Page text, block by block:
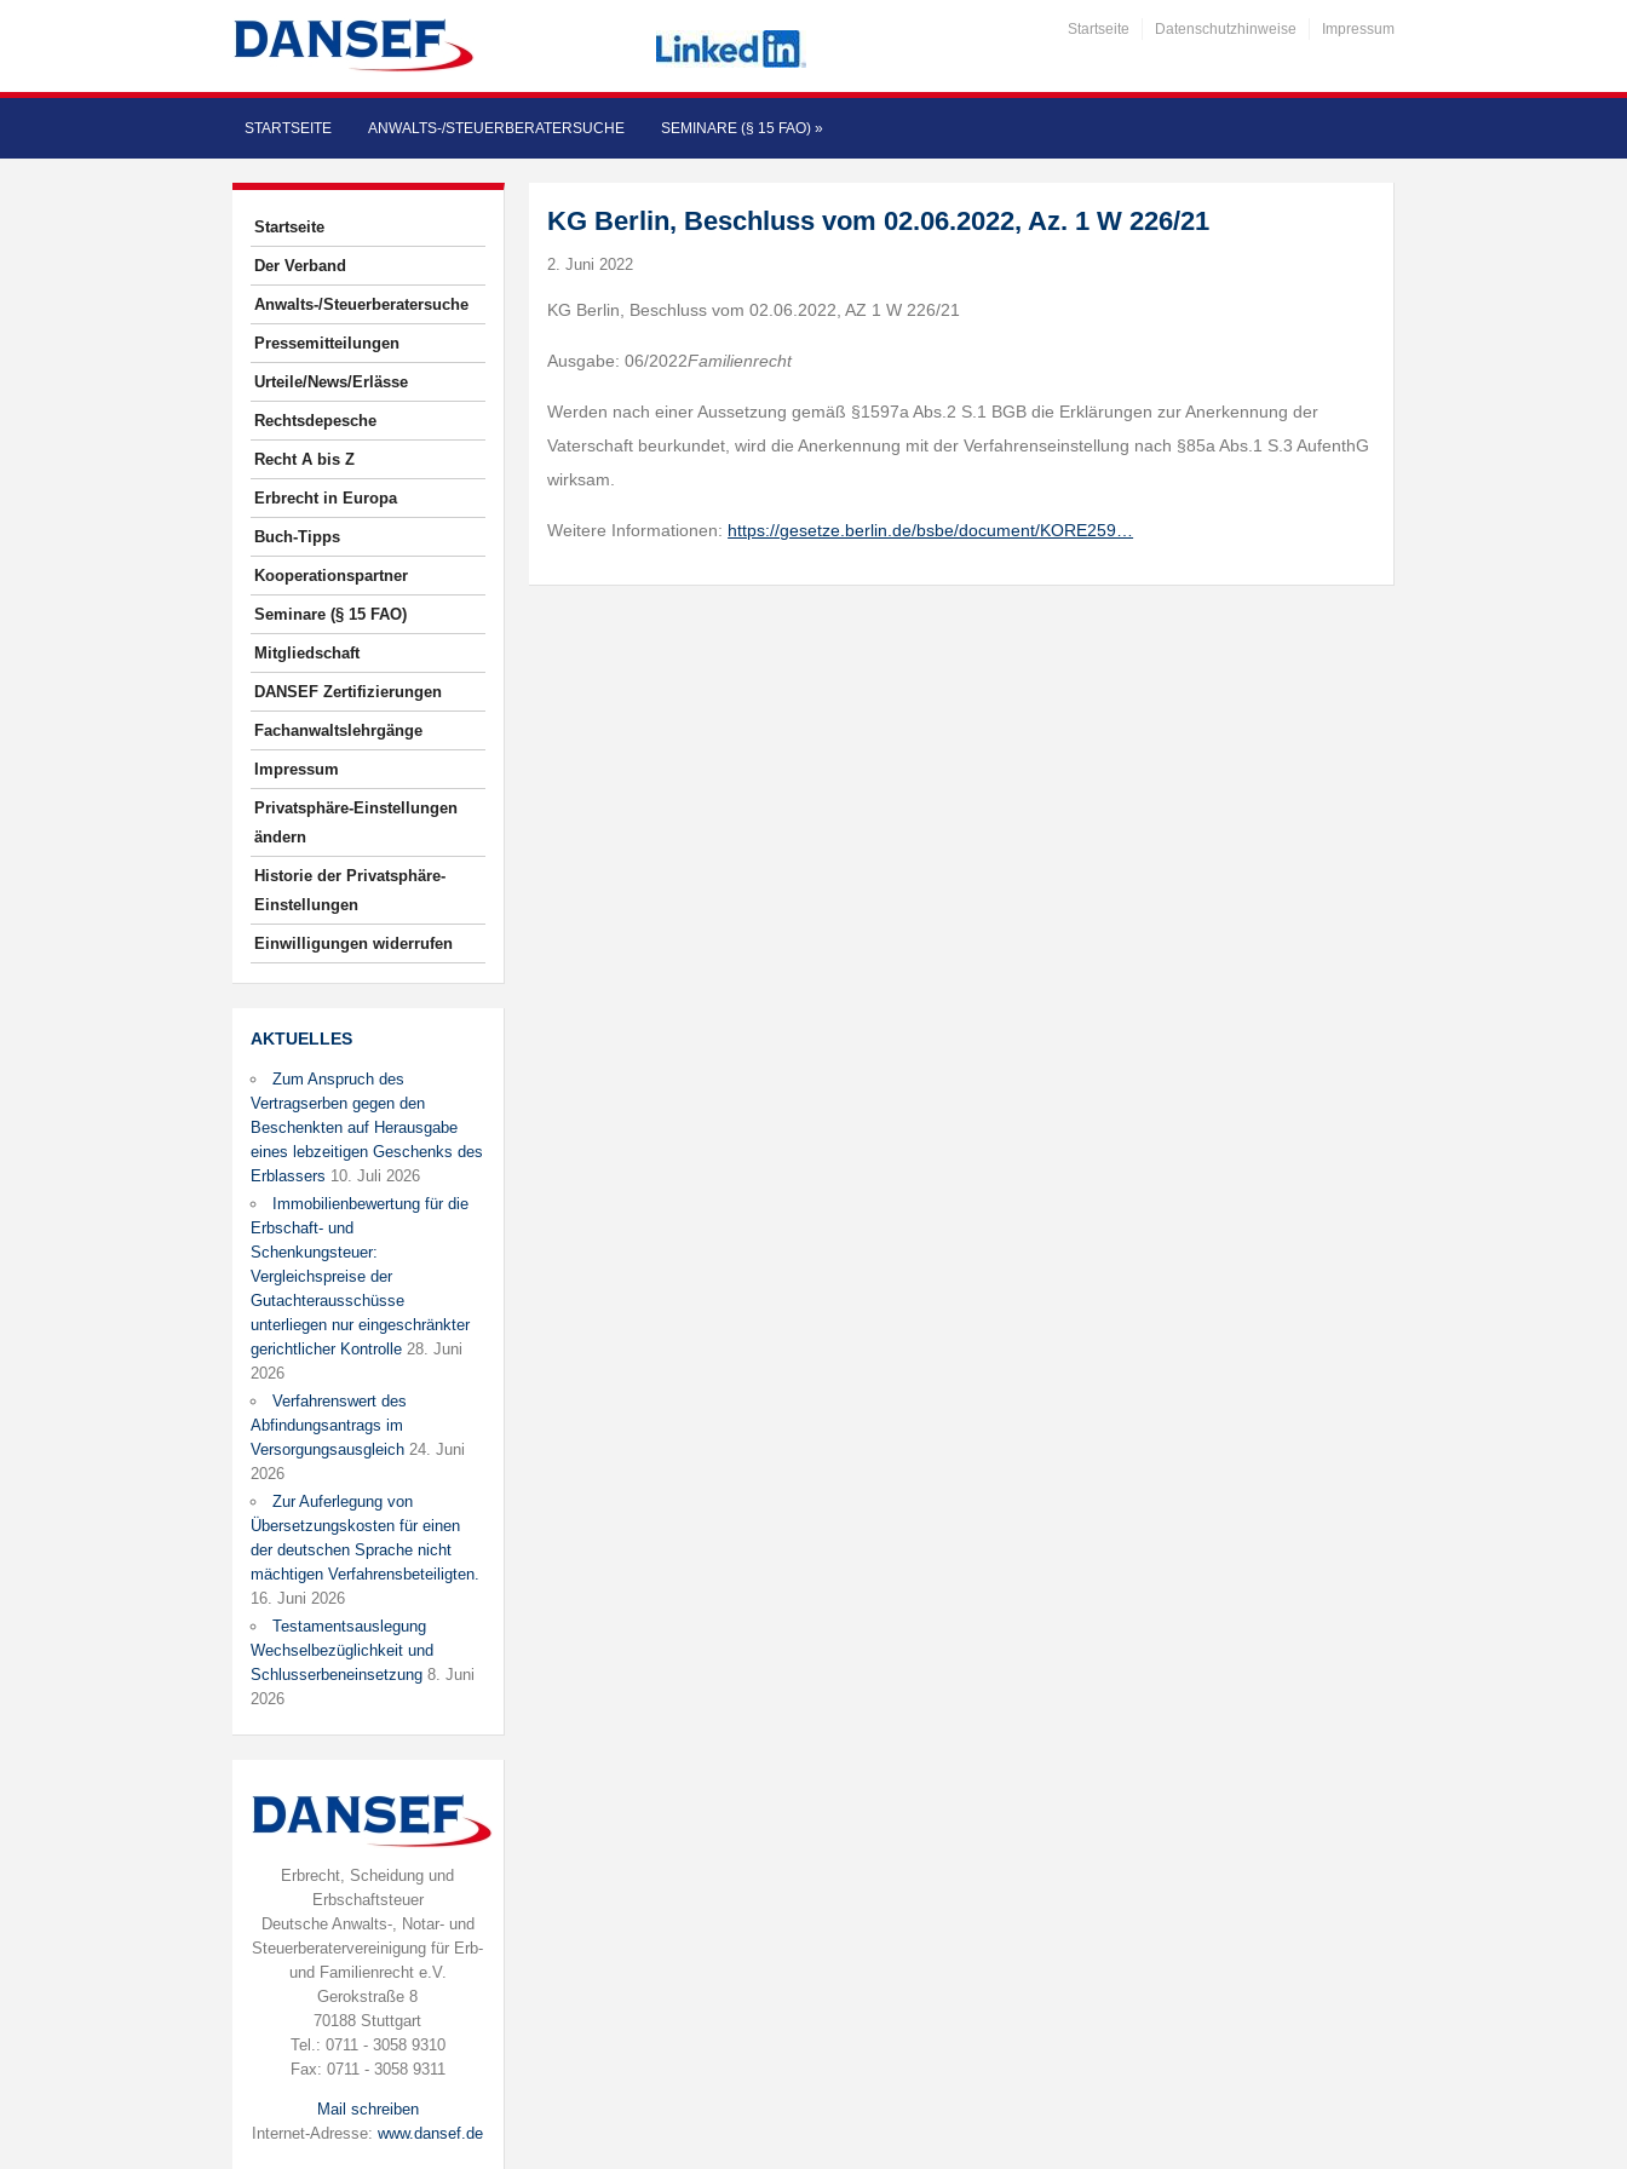
Startseite Datenschutzhinweise Impressum
STARTSEITE ANWALTS-/STEUERBERATERSUCHE SEMINARE (§ 15 FAO) »
Startseite
Der Verband
Anwalts-/Steuerberatersuche
Pressemitteilungen
Urteile/News/Erlässe
Rechtsdepesche
Recht A bis Z
Erbrecht in Europa
Buch-Tipps
Kooperationspartner
Seminare (§ 15 FAO)
Mitgliedschaft
DANSEF Zertifizierungen
Fachanwaltslehrgänge
Impressum
Privatsphäre-Einstellungen
ändern
Historie der Privatsphäre-
Einstellungen
Einwilligungen widerrufen
AKTUELLES
Zum Anspruch des
Vertragserben gegen den
Beschenkten auf Herausgabe
eines lebzeitigen Geschenks des
Erblassers 10. Juli 2026
Immobilienbewertung für die
Erbschaft- und
Schenkungsteuer:
Vergleichspreise der
Gutachterausschüsse
unterliegen nur eingeschränkter
gerichtlicher Kontrolle 28. Juni
2026
Verfahrenswert des
Abfindungsantrags im
Versorgungsausgleich 24. Juni
2026
Zur Auferlegung von
Übersetzungskosten für einen
der deutschen Sprache nicht
mächtigen Verfahrensbeteiligten.
16. Juni 2026
Testamentsauslegung
Wechselbezüglichkeit und
Schlusserbeneinsetzung 8. Juni
2026
Erbrecht, Scheidung und
Erbschaftsteuer
Deutsche Anwalts-, Notar- und
Steuerberatervereinigung für Erb-
und Familienrecht e.V.
Gerokstraße 8
70188 Stuttgart
Tel.: 0711 - 3058 9310
Fax: 0711 - 3058 9311
Mail schreiben
Internet-Adresse:www.dansef.de
KG Berlin, Beschluss vom 02.06.2022, Az. 1 W 226/21
2. Juni 2022
KG Berlin, Beschluss vom 02.06.2022, AZ 1 W 226/21
Ausgabe: 06/2022Familienrecht
Werden nach einer Aussetzung gemäß §1597a Abs.2 S.1 BGB die Erklärungen zur Anerkennung der
Vaterschaft beurkundet, wird die Anerkennung mit der Verfahrenseinstellung nach §85a Abs.1 S.3 AufenthG
wirksam.
Weitere Informationen: https://gesetze.berlin.de/bsbe/document/KORE259…